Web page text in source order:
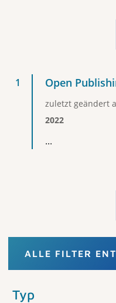
Open
zuletzt geändert
2022
...
ALLE FILTER
Typ